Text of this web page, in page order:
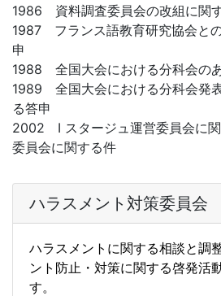
1986 資料調査委員会の改組に関
1987 フランス語教育研究協会と
申
1988 全国大会における分科会の
1989 全国大会における分科会発
る答申
2002 I スタージュ運営委員会に
委員会に関する件
ハラスメント対策委員会
ハラスメントに関する相談と調
ント防止・ 対策に関する啓発活
す。